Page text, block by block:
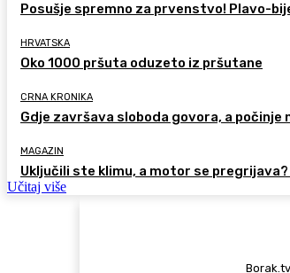
Posušje spremno za prvenstvo! Plavo-
HRVATSKA
Oko 1000 pršuta oduzeto iz pršutane
CRNA KRONIKA
Gdje završava sloboda govora, a počinje
MAGAZIN
Uključili ste klimu, a motor se
Učitaj više